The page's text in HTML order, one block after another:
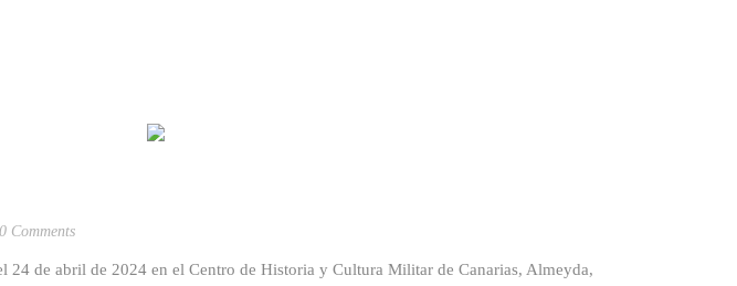
0 Comments
24 de abril de 2024 en el Centro de Historia y Cultura Militar de Canarias, Almeyda,